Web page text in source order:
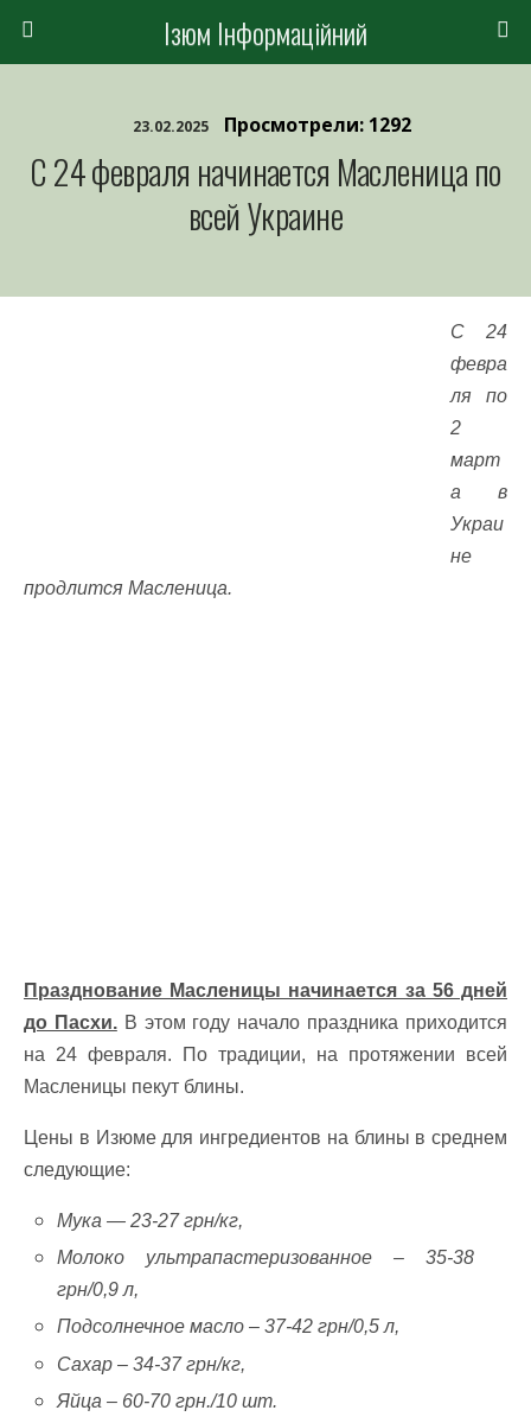
Ізюм Інформаційний
23.02.2025 Просмотрели: 1292
С 24 февраля начинается Масленица по
всей Украине
С 24
февра
ля по
2
март
а в
Украи
не
продлится Масленица.
Празднование Масленицы начинается за 56 дней
до Пасхи.В этом году начало праздника приходится
на 24 февраля. По традиции, на протяжении всей
Масленицы пекут блины.
Цены в Изюме для ингредиентов на блины в среднем
следующие:
Мука — 23-27 грн/кг,
Молоко ультрапастеризованное – 35-38
грн/0,9 л,
Подсолнечное масло – 37-42 грн/0,5 л,
Сахар – 34-37 грн/кг,
Яйца – 60-70 грн./10 шт.